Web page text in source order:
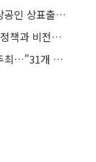
경기테크노파크, 안산 중소기업 AI 도입·소상공인 상표출원 지원 동시 가동
한준호 "정청래, 김어준 방송 출연 부적절…정책과 비전으로 평가받을 것"
한준호, 국회서 소상공인 친화도시 토론회 주최…"31개 시군 맞춤형 상향식 지원"